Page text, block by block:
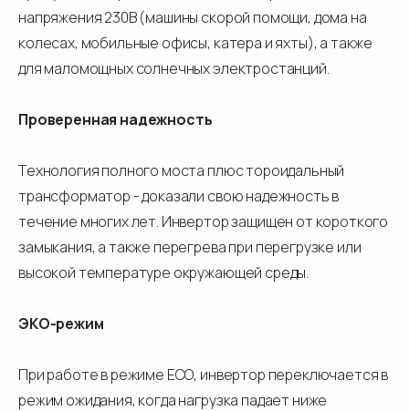
напряжения 230В (машины скорой помощи, дома на
колесах, мобильные офисы, катера и яхты), а также
для маломощных солнечных электростанций.
Проверенная надежность
Технология полного моста плюс тороидальный
трансформатор - доказали свою надежность в
течение многих лет. Инвертор защищен от короткого
замыкания, а также перегрева при перегрузке или
высокой температуре окружающей среды.
ЭКО-режим
При работе в режиме ECO, инвертор переключается в
режим ожидания, когда нагрузка падает ниже